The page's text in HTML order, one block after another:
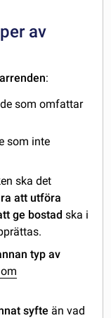
av
:
som omfattar
som inte
ska det
att utföra
ge bostadska i
typ av
syfte än vad